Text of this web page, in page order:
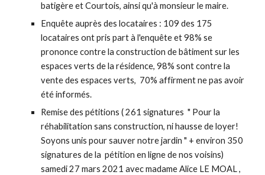
batigère et Courtois, ainsi qu'à monsieur le maire.
Enquête auprès des locataires : 109 des 175
locataires ont pris part à l'enquête et 98% se
prononce contre la construction de bâtiment sur les
espaces verts de la résidence, 98% sont contre la
vente des espaces verts, 70% affirment ne pas avoir
été informés.
Remise des pétitions ( 261 signatures " Pour la
réhabilitation sans construction, ni hausse de loyer!
Soyons unis pour sauver notre jardin " + environ 350
signatures de la pétition en ligne de nos voisins)
samedi 27 mars 2021 avec madame Alice LE MOAL ,